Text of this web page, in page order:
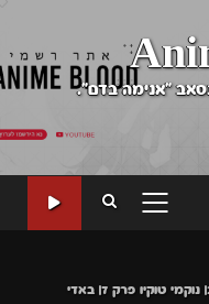
"אנימה בדם".
PRIMARY
הנוקם פרק 7| אקדמיית הגיבורים שלי פרק 20| נוקמי טוקיו פרק 7| באדי